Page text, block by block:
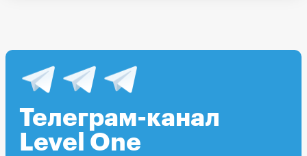
Телеграм-канал
Level One